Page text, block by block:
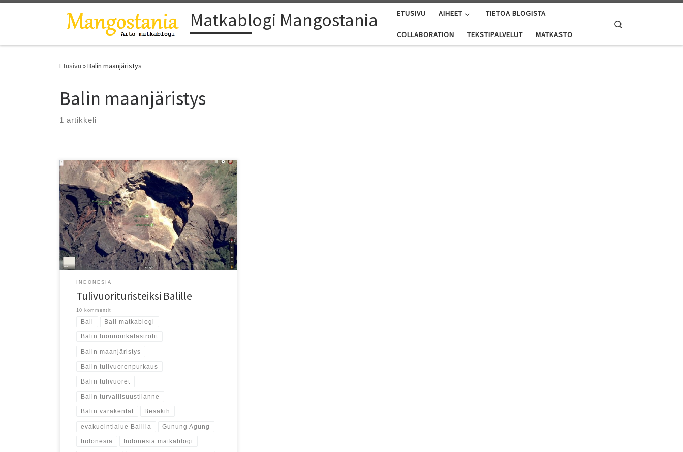
Matkablogi Mangostania ETUSIVU AIHEET TIETOA BLOGISTA
COLLABORATION TEKSTIPALVELUT MATKASTO
Etusivu »Balin maanjäristys
Balin maanjäristys
1 artikkeli
Lähtisitkö katsomaan, kun tulivuori purkautuu? Meillä se
saattaa olla nyt edessä – koko perheen voimin. Bali ja
Gunung Agung, olemme valmiina.
INDONESIA
Tulivuorituristeiksi Balille
10 kommentit
Bali Bali matkablogi
Balin luonnonkatastrofit
Balin maanjäristys
Balin tulivuorenpurkaus
Balin tulivuoret
Balin turvallisuustilanne
Balin varakentät Besakih
evakuointialue Balilla Gunung Agung
Indonesia Indonesia matkablogi